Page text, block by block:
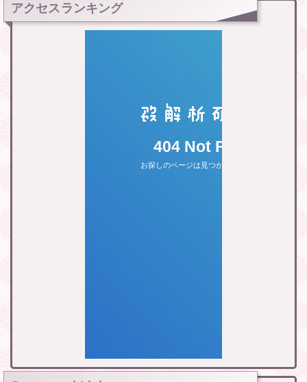
アクセスランキング